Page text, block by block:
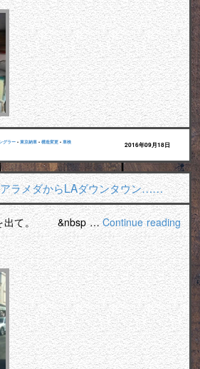
グラー • 東京納車 • 構造変更 • 車検 2016年09月18日
ラメダからLAダウンタウン……
を出て。 &nbsp …Continue reading